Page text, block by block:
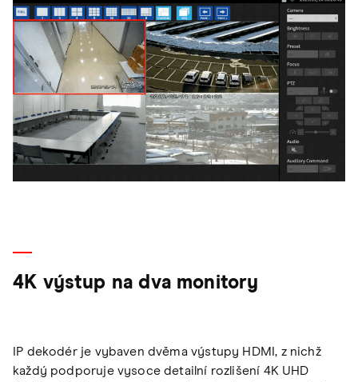
4K výstup na dva monitory
IP dekodér je vybaven dvěma výstupy HDMI, z nichž
každý podporuje vysoce detailní rozlišení 4K UHD